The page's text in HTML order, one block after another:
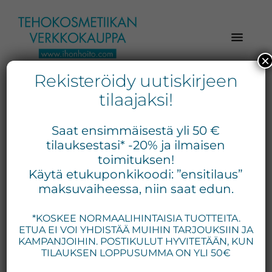
pääsisältöön
ensisijaiseen
sivupalkkiin
alatunnisteeseen
Ihonhoito.com
Kosmetiikan
verkkokauppa
Tilaa
tänään
Verkkokaupasta
tuotteet:
Exuviance,
Medik8,
Priori,
Bion,
Gernétic,
Rekisteröidy uutiskirjeen
tilaajaksi!
Saat ensimmäisestä yli 50 €
tilauksestasi* -20% ja ilmaisen
toimituksen!
Käytä etukuponkikoodi: ”ensitilaus”
maksuvaiheessa, niin saat edun.
*KOSKEE NORMAALIHINTAISIA TUOTTEITA.
ETUA EI VOI YHDISTÄÄ MUIHIN TARJOUKSIIN JA
KAMPANJOIHIN. POSTIKULUT HYVITETÄÄN, KUN
TILAUKSEN LOPPUSUMMA ON YLI 50€
×